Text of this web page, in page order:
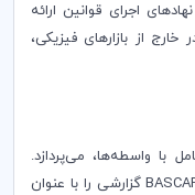
اجرای قوانین ارائه
از بازارهای فیزیکی،
با واسطه‌ها، می‌پردازد.
گزارشی را با عنوان